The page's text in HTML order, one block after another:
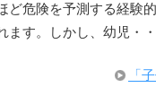
ど危険を予測する経験
ます。しかし、幼児・・
「